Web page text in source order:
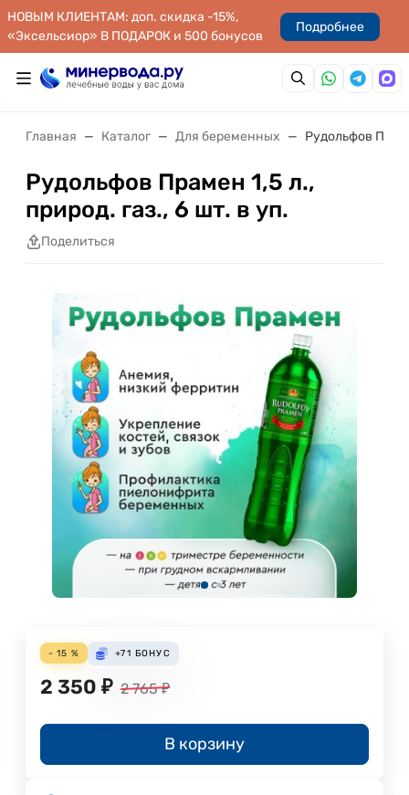
НОВЫМ КЛИЕНТАМ: доп. скидка -15%,
«Эксельсиор» В ПОДАРОК и 500 бонусов
Подробнее
Главная Каталог Для беременных Рудольфов
Рудольфов Прамен 1,5 л.,
природ. газ., 6 шт. в уп.
Поделиться
- 15 % +71 БОНУС
2 350 ₽ 2 765 ₽
В корзину